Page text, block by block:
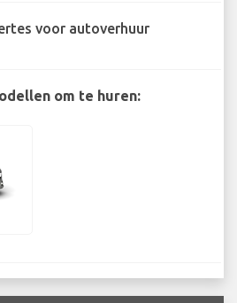
voor autoverhuur
om te huren: